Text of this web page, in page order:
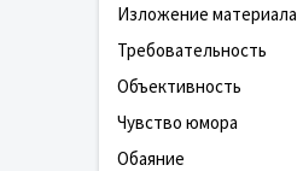
Изложение материала
Требовательность
Объективность
Чувство юмора
Обаяние